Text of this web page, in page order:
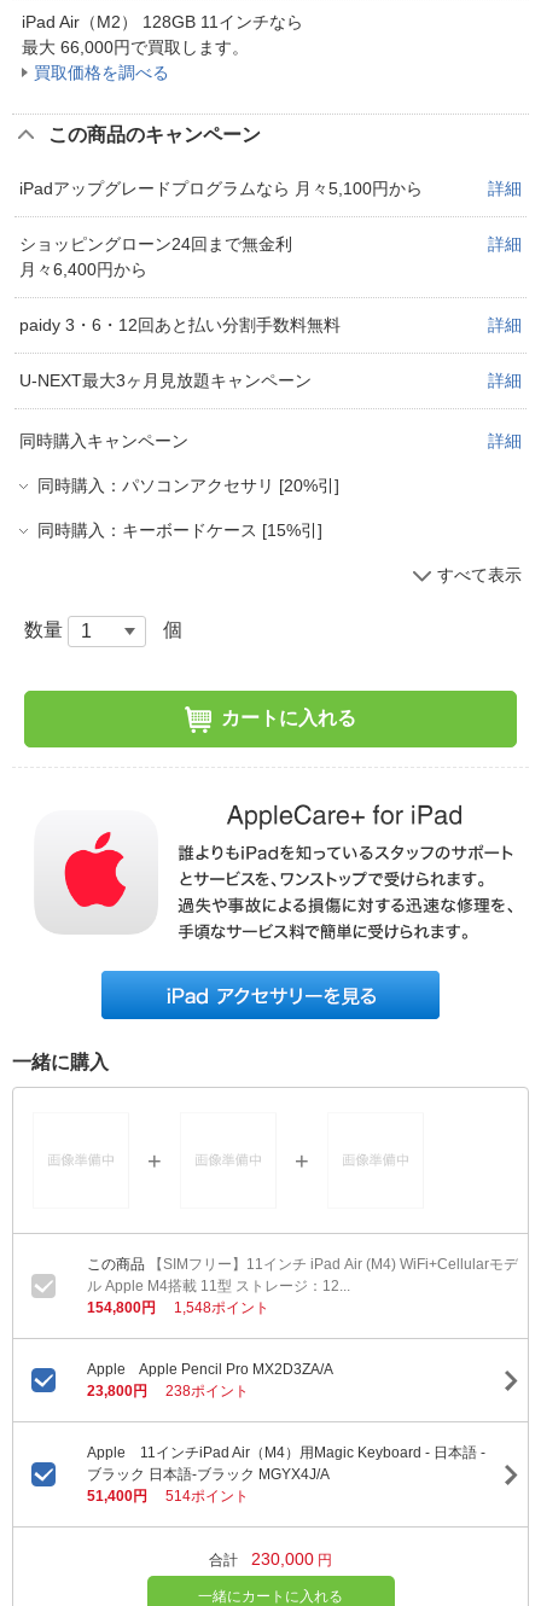
iPad Air（M2） 128GB 11インチなら
最大 66,000円で買取します。
買取価格を調べる
この商品のキャンペーン
iPadアップグレードプログラムなら 月々5,100円から 詳細
ショッピングローン24回まで無金利
月々6,400円から
詳細
paidy 3・6・12回あと払い分割手数料無料 詳細
U-NEXT最大3ヶ月見放題キャンペーン 詳細
同時購入キャンペーン 詳細
同時購入：パソコンアクセサリ [20%引]
同時購入：キーボードケース [15%引]
すべて表示
数量 個
カートに入れる
一緒に購入
【SIMフリー】11インチ iPad Air (M4) WiFi+Cellularモデ
ル Apple M4搭載 11型 ストレージ：12...
154,800円
1,548ポイント
Apple Apple Pencil Pro MX2D3ZA/A
23,800円
238ポイント
Apple 11インチiPad Air（M4）用Magic Keyboard - 日本語 -
ブラック 日本語-ブラック MGYX4J/A
51,400円
514ポイント
合計 230,000 円
一緒にカートに入れる